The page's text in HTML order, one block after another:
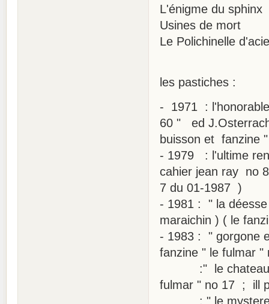
L'énigme du sphinx
Usines de mort
Le Polichinelle
les pastiches :
- 1971 :
60 " ed
buisson et fanzine
- 1979 : l'ultime
cahier jean ray no
7 du 01-1987 )
- 1981 : " la
maraichin ) ( le
- 1983 : " gorgone
fanzine " le fulmar "
:" le chateau de
fulmar " no 17 ; ill
: " le mystere de